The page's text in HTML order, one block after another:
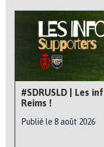
#SDRUSLD | Les
Reims !
Publié le 8 août 2026